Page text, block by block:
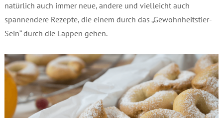
natürlich auch immer neue, andere und vielleicht auch
spannendere Rezepte, die einem durch das „Gewohnheitstier-
Sein“ durch die Lappen gehen.